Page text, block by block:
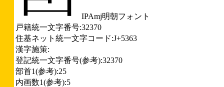
IPAmj明朝フォント
戸籍統一文字番号:32370
住基ネット統一文字コード:J+5363
漢字施策:
登記統一文字番号(参考):32370
部首1(参考):25
内画数1(参考):5